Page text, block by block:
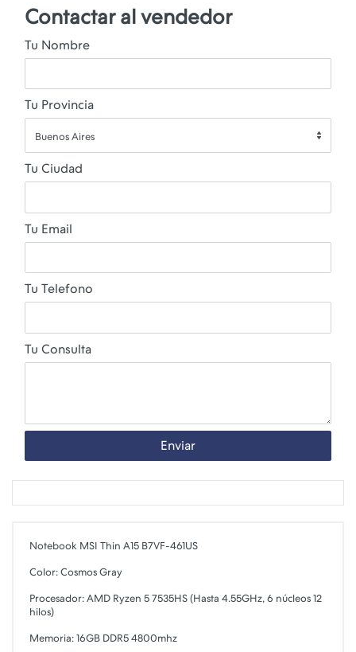
Contactar al vendedor
Tu Nombre
Tu Provincia
Buenos Aires
Tu Ciudad
Tu Email
Tu Telefono
Tu Consulta
Enviar
Notebook MSI Thin A15 B7VF-461US
Color: Cosmos Gray
Procesador: AMD Ryzen 5 7535HS (Hasta 4.55GHz, 6 núcleos 12
hilos)
Memoria: 16GB DDR5 4800mhz